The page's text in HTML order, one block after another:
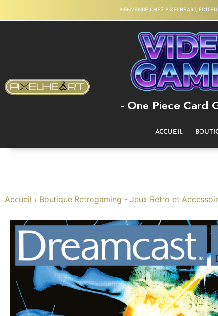
BIENVENUE CHEZ PIXELHEART,
- One Piece Card
ACCUEIL
Accueil / Boutique Retrogaming - Jeux Retro et